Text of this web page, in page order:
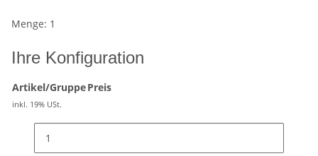
Menge: 1
Ihre Konfiguration
Artikel/GruppePreis
inkl. 19% USt.